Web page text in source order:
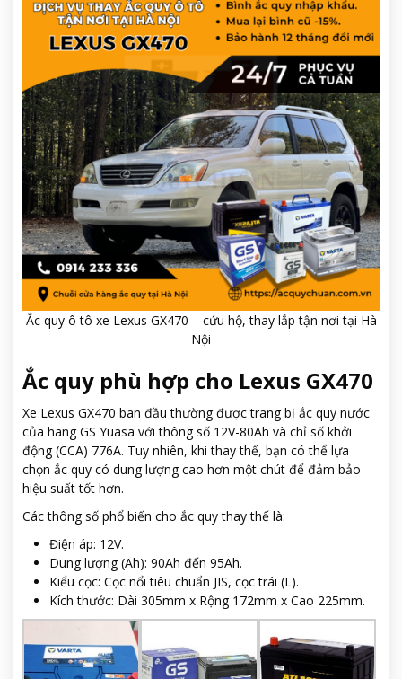
Ắc quy ô tô xe Lexus GX470 – cứu hộ, thay lắp tận nơi tại Hà
Nội
Ắc quy phù hợp cho Lexus GX470
Xe Lexus GX470 ban đầu thường được trang bị ắc quy nước
của hãng GS Yuasa với thông số 12V-80Ah và chỉ số khởi
động (CCA) 776A. Tuy nhiên, khi thay thế, bạn có thể lựa
chọn ắc quy có dung lượng cao hơn một chút để đảm bảo
hiệu suất tốt hơn.
Các thông số phổ biến cho ắc quy thay thế là:
Điện áp: 12V.
Dung lượng (Ah): 90Ah đến 95Ah.
Kiểu cọc: Cọc nổi tiêu chuẩn JIS, cọc trái (L).
Kích thước: Dài 305mm x Rộng 172mm x Cao 225mm.